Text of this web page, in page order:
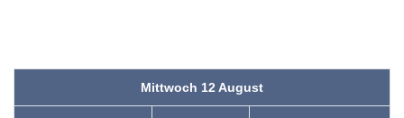
Mittwoch 12 August